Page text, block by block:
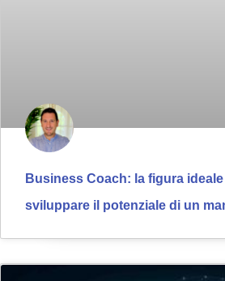
Business Coach: la figura
sviluppare il potenziale di un